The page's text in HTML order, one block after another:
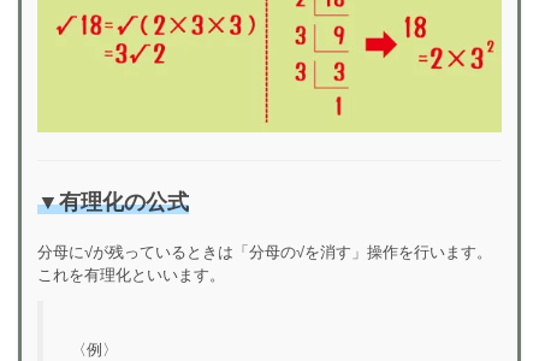
▼有理化の公式
分母に√が残っているときは「分母の√を消す」操作を行います。
これを有理化といいます。
〈例〉